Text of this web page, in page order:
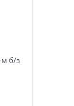
м б/з